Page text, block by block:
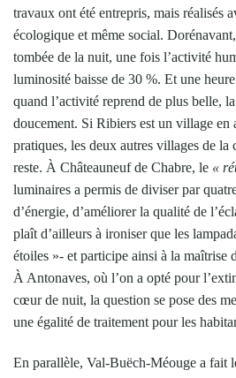
travaux ont été entrepris, mais réalisés
écologique et même social.
tombée de la nuit, une fois l’activité
luminosité baisse de 30 %. Et une
quand l’activité reprend de plus belle,
doucement. Si Ribiers est un village en
pratiques, les deux autres villages de la
reste. À Châteauneuf de Chabre, le «
luminaires a permis de diviser par
d’énergie, d’améliorer la qualité de
plaît d’ailleurs à ironiser que les
étoiles »- et participe ainsi à la maîtrise
À Antonaves, où l’on a opté pour
cœur de nuit, la question se pose des
une égalité de traitement pour les
En parallèle, Val-Buëch-Méouge a fait